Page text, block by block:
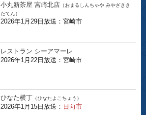
小丸新茶屋 宮崎北店 （おまるしんちゃや みやざきき
たてん）
2026年1月29日放送：宮崎市
レストラン シーアマーレ
2026年1月22日放送：宮崎市
ひなた横丁 （ひなたよこちょう）
2026年1月15日放送： 日向市